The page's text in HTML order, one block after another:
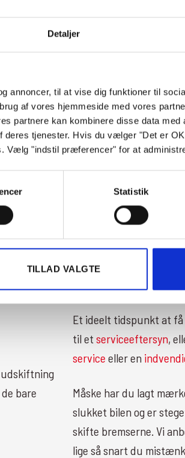
Detaljer
annoncer, til at vise dig funktioner til
af vores hjemmeside med vores
partnere kan kombinere disse data med
deres tjenester. Hvis du vælger "Det er
Vælg "indstil præferencer" for at
Statistik
TILLAD VALGTE
at
den
der
bare
Hvad er
Et bremseeftersyn er
slidte kan det være at
også være at det blot er
Et ideelt tidspunkt at få
til et serviceeftersyn,
service eller en
Måske har du lagt
slukket bilen og er
skifte bremserne. Vi
lige så snart du